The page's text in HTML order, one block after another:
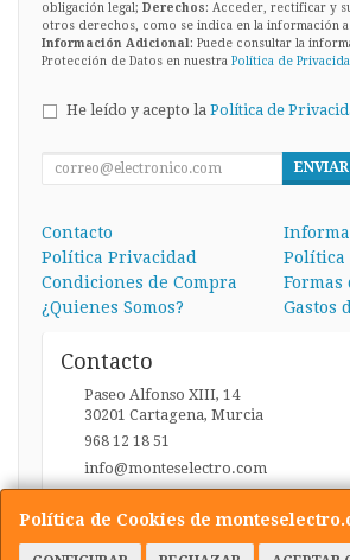
Política de Cookies de
obligación legal; Derechos: Acceder, rectificar y
otros derechos, como se indica en la información
Información Adicional: Puede consultar la
Protección de Datos en nuestra Política de
He leído y acepto la Política de
ENVIAR
Contacto
Política Privacidad
Política
Condiciones de Compra
Formas
¿Quienes Somos?
Gastos
Contacto
Paseo Alfonso XIII, 14
30201 Cartagena, Murcia
968 12 18 51
info@monteselectro.com
Horario